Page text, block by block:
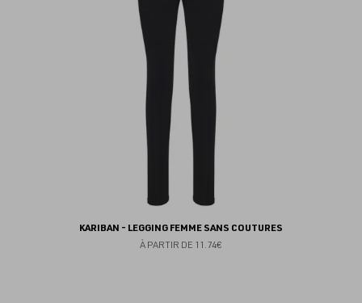
KARIBAN - LEGGING FEMME SANS COUTURES
À PARTIR DE 11.74€